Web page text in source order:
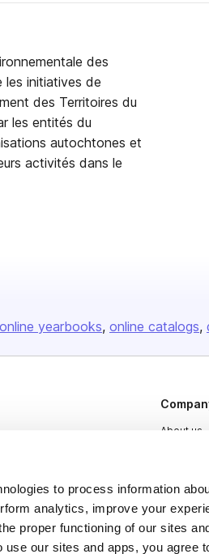
to process information
analytics, improve your
proper functioning of our sites
use our sites and apps, you agree
des
les initiatives de
des Territoires du
les entités du
autochtones et
activités dans le
online yearbooks online catalogs
About us
Plans &
Press